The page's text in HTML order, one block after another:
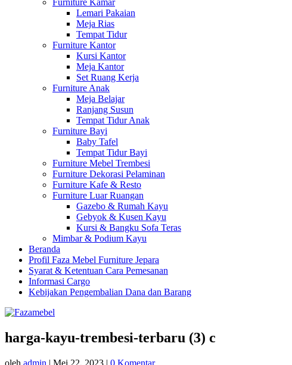
Furniture Kamar
Lemari Pakaian
Meja Rias
Tempat Tidur
Furniture Kantor
Kursi Kantor
Meja Kantor
Set Ruang Kerja
Furniture Anak
Meja Belajar
Ranjang Susun
Tempat Tidur Anak
Furniture Bayi
Baby Tafel
Tempat Tidur Bayi
Furniture Mebel Trembesi
Furniture Dekorasi Pelaminan
Furniture Kafe & Resto
Furniture Luar Ruangan
Gazebo & Rumah Kayu
Gebyok & Kusen Kayu
Kursi & Bangku Sofa Teras
Mimbar & Podium Kayu
Beranda
Profil Faza Mebel Furniture Jepara
Syarat & Ketentuan Cara Pemesanan
Informasi Cargo
Kebijakan Pengembalian Dana dan Barang
harga-kayu-trembesi-terbaru (3) c
oleh admin | Mei 22, 2023 | 0 Komentar